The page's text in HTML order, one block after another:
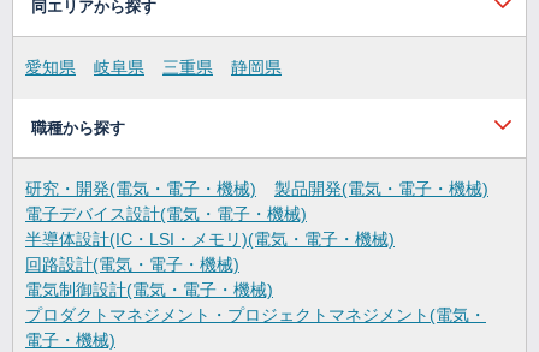
同エリアから探す
愛知県 岐阜県 三重県 静岡県
職種から探す
研究・開発(電気・電子・機械)
製品開発(電気・電子・機械)
電子デバイス設計(電気・電子・機械)
半導体設計(IC・LSI・メモリ)(電気・電子・機械)
回路設計(電気・電子・機械)
電気制御設計(電気・電子・機械)
プロダクトマネジメント・プロジェクトマネジメント(電気・
電子・機械)